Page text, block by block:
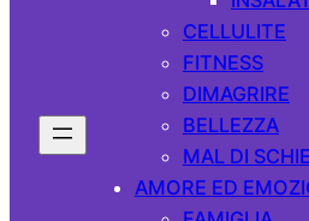
CELLULITE
FITNESS
DIMAGRIRE
BELLEZZA
MAL DI
AMORE ED